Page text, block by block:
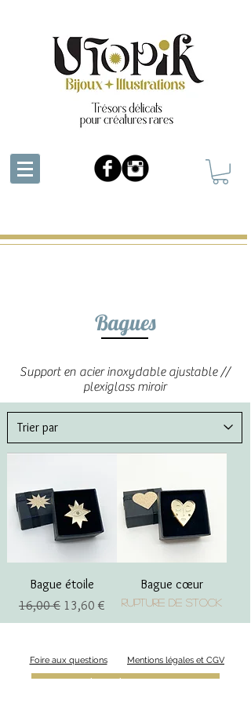
Bagues
Support en acier inoxydable ajustable //
plexiglass miroir
Bague étoile
Prix original
16,00 € Prix promotionnel
13,60 €
Bague cœur
Rupture de stock
Foire aux questions Mentions légales et CGV
Formulaire de rétractation